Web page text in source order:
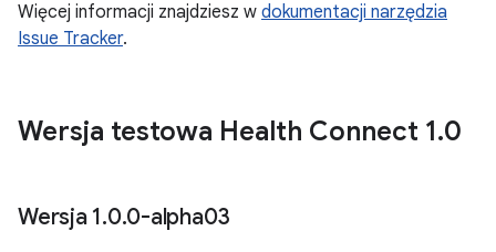
Więcej informacji znajdziesz w dokumentacji narzędzia
Issue Tracker.
Wersja testowa Health Connect 1.0
Wersja 1.0.0-alpha03